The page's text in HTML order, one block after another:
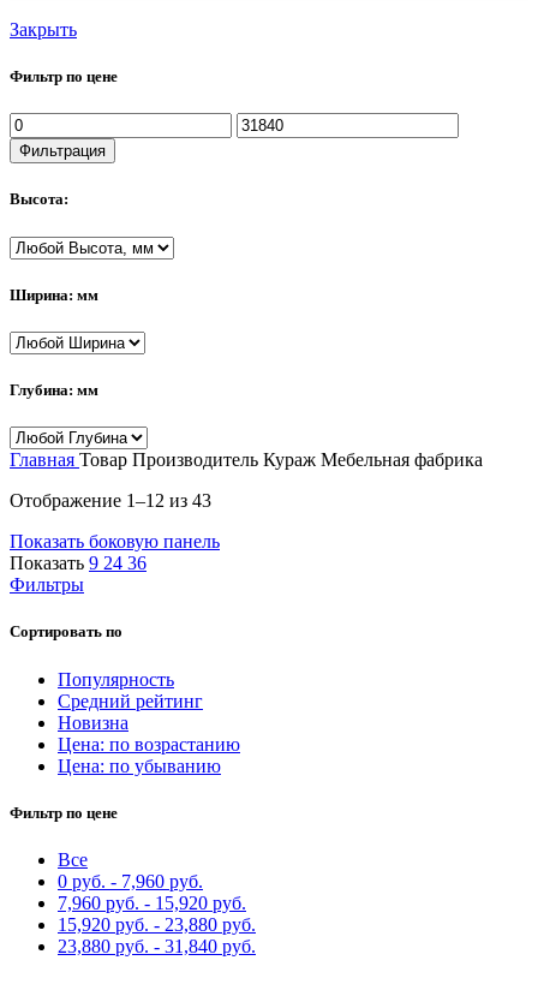
Закрыть
Фильтр по цене
Минимальная
цена
Максимальная
цена
Фильтрация
Высота:
Ширина: мм
Глубина: мм
Главная Товар Производитель Кураж Мебельная фабрика
Отображение 1–12 из 43Сортировка:
недавние
Показать боковую панель
Показать 9 24 36
Фильтры
Сортировать по
Популярность
Средний рейтинг
Новизна
Цена: по возрастанию
Цена: по убыванию
Фильтр по цене
Все
0 руб. - 7,960 руб.
7,960 руб. - 15,920 руб.
15,920 руб. - 23,880 руб.
23,880 руб. - 31,840 руб.